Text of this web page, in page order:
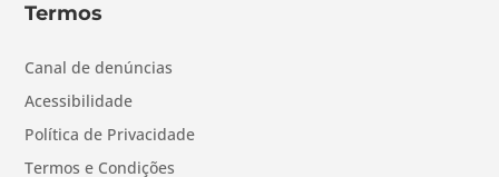
Termos
Canal de denúncias
Acessibilidade
Política de Privacidade
Termos e Condições